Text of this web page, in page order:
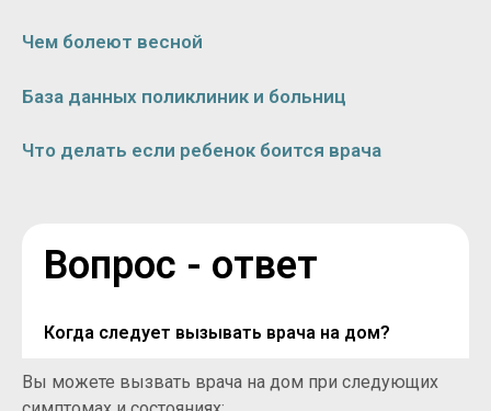
Чем болеют весной
База данных поликлиник и больниц
Что делать если ребенок боится врача
Вопрос - ответ
Когда следует вызывать врача на дом?
Вы можете вызвать врача на дом при следующих